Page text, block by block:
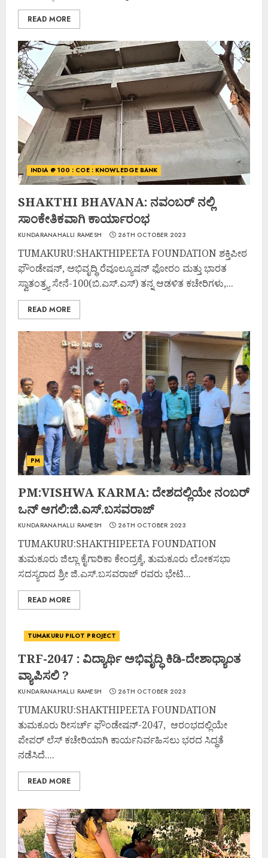
READ MORE
INDIA @ 100 : COE : KNOWLEDGE BANK
SHAKTHI BHAVANA: ನವಂಬರ್ ನಲ್ಲಿ
ಸಾಂಕೇತಿಕವಾಗಿ ಕಾರ್ಯಾರಂಭ
KUNDARANAHALLI RAMESH 26TH OCTOBER 2023
TUMAKURU:SHAKTHIPEETA FOUNDATION ಶಕ್ತಿಪೀಠ
ಫೌಂಡೇಷನ್, ಅಭಿವೃದ್ಧಿ ರೆವೂಲ್ಯೂಷನ್ ಫೋರಂ ಮತ್ತು ಭಾರತ
ಸ್ವಾತಂತ್ರ್ಯ ಸೇನೆ-100(ಬಿ.ಎಸ್.ಎಸ್) ತನ್ನ ಆಡಳಿತ ಕಚೇರಿಗಳು,...
READ MORE
PM
PM:VISHWA KARMA: ದೇಶದಲ್ಲಿಯೇ ನಂಬರ್
ಒನ್ ಆಗಲಿ:ಜಿ.ಎಸ್.ಬಸವರಾಜ್
KUNDARANAHALLI RAMESH 26TH OCTOBER 2023
TUMAKURU:SHAKTHIPEETA FOUNDATION
ತುಮಕೂರು ಜಿಲ್ಲಾ ಕೈಗಾರಿಕಾ ಕೇಂದ್ರಕ್ಕೆ, ತುಮಕೂರು ಲೋಕಸಭಾ
ಸದಸ್ಯರಾದ ಶ್ರೀ ಜಿ.ಎಸ್.ಬಸವರಾಜ್ ರವರು ಭೇಟಿ...
READ MORE
TUMAKURU PILOT PROJECT
TRF-2047 : ವಿದ್ಯಾರ್ಥಿ ಅಭಿವೃದ್ಧಿ ಕಿಡಿ-ದೇಶಾಧ್ಯಾಂತ
ವ್ಯಾಪಿಸಲಿ ?
KUNDARANAHALLI RAMESH 26TH OCTOBER 2023
TUMAKURU:SHAKTHIPEETA FOUNDATION
ತುಮಕೂರು ರೀಸರ್ಚ್ ಫೌಂಡೇಷನ್-2047, ಆರಂಭದಲ್ಲಿಯೇ
ಪೇಪರ್ ಲೆಸ್ ಕಚೇರಿಯಾಗಿ ಕಾರ್ಯನಿರ್ವಹಿಸಲು ಭರದ ಸಿದ್ಧತೆ
ನಡೆಸಿದೆ....
READ MORE